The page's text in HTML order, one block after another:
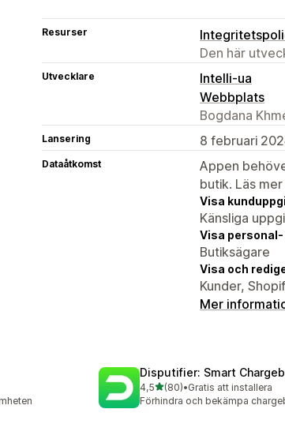
Resurser
Den här
Utvecklare
Intelli-ua
Webbplats
Bogdana
Lansering 8 februari
Dataåtkomst
Appen
butik. Läs
Visa
Känsliga
Visa
Butiksägare
Visa och
Kunder,
Mer
Disputifier: Smart
4,5av 5 stjärnor
(80)
80 recensioner totalt
•Gratis att installera
Förhindra och bekämpa